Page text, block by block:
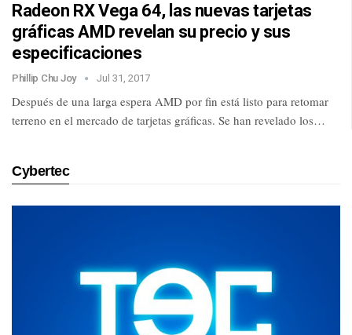
Radeon RX Vega 64, las nuevas tarjetas
gráficas AMD revelan su precio y sus
especificaciones
Phillip Chu Joy Jul 31, 2017
Después de una larga espera AMD por fin está listo para retomar
terreno en el mercado de tarjetas gráficas. Se han revelado los…
Cybertec